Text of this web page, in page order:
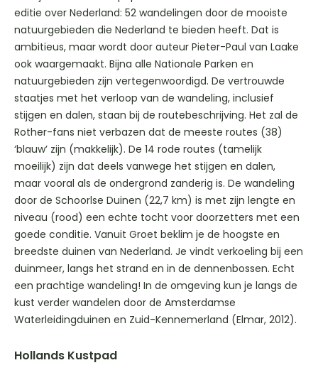
editie over Nederland: 52 wandelingen door de mooiste
natuurgebieden die Nederland te bieden heeft. Dat is
ambitieus, maar wordt door auteur Pieter-Paul van Laake
ook waargemaakt. Bijna alle Nationale Parken en
natuurgebieden zijn vertegenwoordigd. De vertrouwde
staatjes met het verloop van de wandeling, inclusief
stijgen en dalen, staan bij de routebeschrijving. Het zal de
Rother-fans niet verbazen dat de meeste routes (38)
‘blauw’ zijn (makkelijk). De 14 rode routes (tamelijk
moeilijk) zijn dat deels vanwege het stijgen en dalen,
maar vooral als de ondergrond zanderig is. De wandeling
door de Schoorlse Duinen (22,7 km) is met zijn lengte en
niveau (rood) een echte tocht voor doorzetters met een
goede conditie. Vanuit Groet beklim je de hoogste en
breedste duinen van Nederland. Je vindt verkoeling bij een
duinmeer, langs het strand en in de dennenbossen. Echt
een prachtige wandeling! In de omgeving kun je langs de
kust verder wandelen door de Amsterdamse
Waterleidingduinen en Zuid-Kennemerland (Elmar, 2012).
Hollands Kustpad